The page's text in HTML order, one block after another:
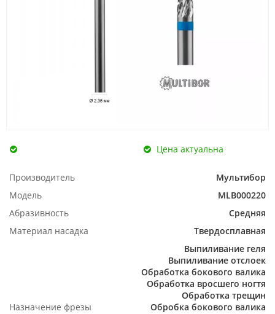
Цена актуальна
Производитель
Мультибор
Модель
MLB000220
Абразивность
Средняя
Материал насадка
Твердосплавная
Назначение фрезы
Выпиливание геля
Выпиливание отслоек
Обработка бокового валика
Обработка вросшего ногтя
Обработка трещин
Обробка бокового валика